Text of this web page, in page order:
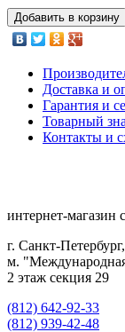
Добавить в корзину
Доставка и
Гарантия и
Товарный
Контакты и
интернет-магазин
г. Санкт-
м.
2 этаж секция 29
(812) 642-92-33
(812) 939-42-48